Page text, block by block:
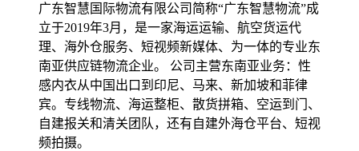
广东智慧国际物流有限公司简称“广东智慧物流”成
立于2019年3月，是一家海运运输、航空货运代
理、海外仓服务、短视频新媒体、为一体的专业东
南亚供应链物流企业。 公司主营东南亚业务：性
感内衣从中国出口到印尼、马来、新加坡和菲律
宾。专线物流、海运整柜、散货拼箱、空运到门、
自建报关和清关团队，还有自建外海仓平台、短视
频拍摄。